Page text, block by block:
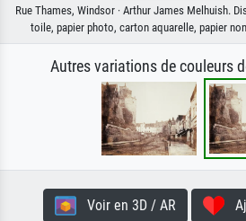
Rue Thames, Windsor · Arthur James Melhuish.
toile, papier photo, carton aquarelle, papier
Autres variations de couleurs
Voir en 3D / AR